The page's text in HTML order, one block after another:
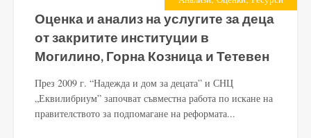
Оценка и анализ на услугите за деца
от закритите институции в
Могилино, Горна Козница и Тетевен
През 2009 г. “Надежда и дом за децата” и СНЦ
„Еквилибриум” започват съвместна работа по искане на
правителството за подпомагане на реформата...